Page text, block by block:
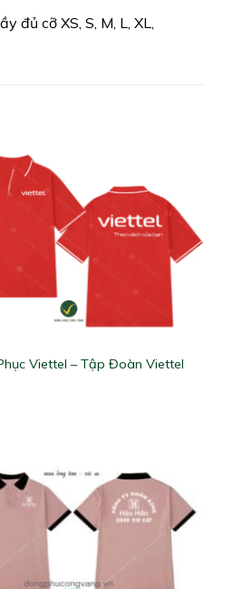
cỡ XS, S, M, L, XL,
Viettel – Tập Đoàn Viettel